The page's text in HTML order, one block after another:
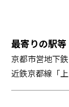
最寄りの駅等
京都市営地下
近鉄京都線「